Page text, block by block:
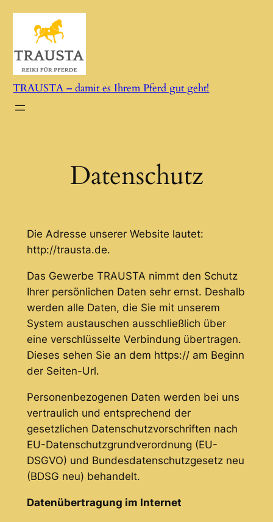
Zum
springen
TRAUSTA – damit es Ihrem Pferd gut geht!
Datenschutz
Die Adresse unserer Website lautet:
http://trausta.de.
Das Gewerbe TRAUSTA nimmt den Schutz
Ihrer persönlichen Daten sehr ernst. Deshalb
werden alle Daten, die Sie mit unserem
System austauschen ausschließlich über
eine verschlüsselte Verbindung übertragen.
Dieses sehen Sie an dem https:// am Beginn
der Seiten-Url.
Personenbezogenen Daten werden bei uns
vertraulich und entsprechend der
gesetzlichen Datenschutzvorschriften nach
EU-Datenschutzgrundverordnung (EU-
DSGVO) und Bundesdatenschutzgesetz neu
(BDSG neu) behandelt.
Datenübertragung im Internet